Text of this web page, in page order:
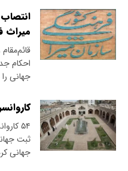
میراث
احکام
جهانی
۵۴
جهانی